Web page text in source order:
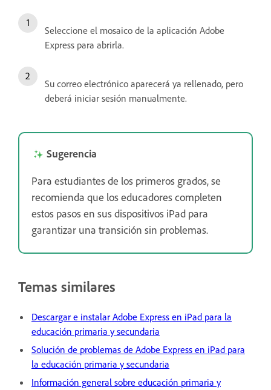
Seleccione el mosaico de la aplicación Adobe
Express para abrirla.
Su correo electrónico aparecerá ya rellenado, pero
deberá iniciar sesión manualmente.
Sugerencia
Para estudiantes de los primeros grados, se
recomienda que los educadores completen
estos pasos en sus dispositivos iPad para
garantizar una transición sin problemas.
Temas similares
Descargar e instalar Adobe Express en iPad para la
educación primaria y secundaria
Solución de problemas de Adobe Express en iPad para
la educación primaria y secundaria
Información general sobre educación primaria y